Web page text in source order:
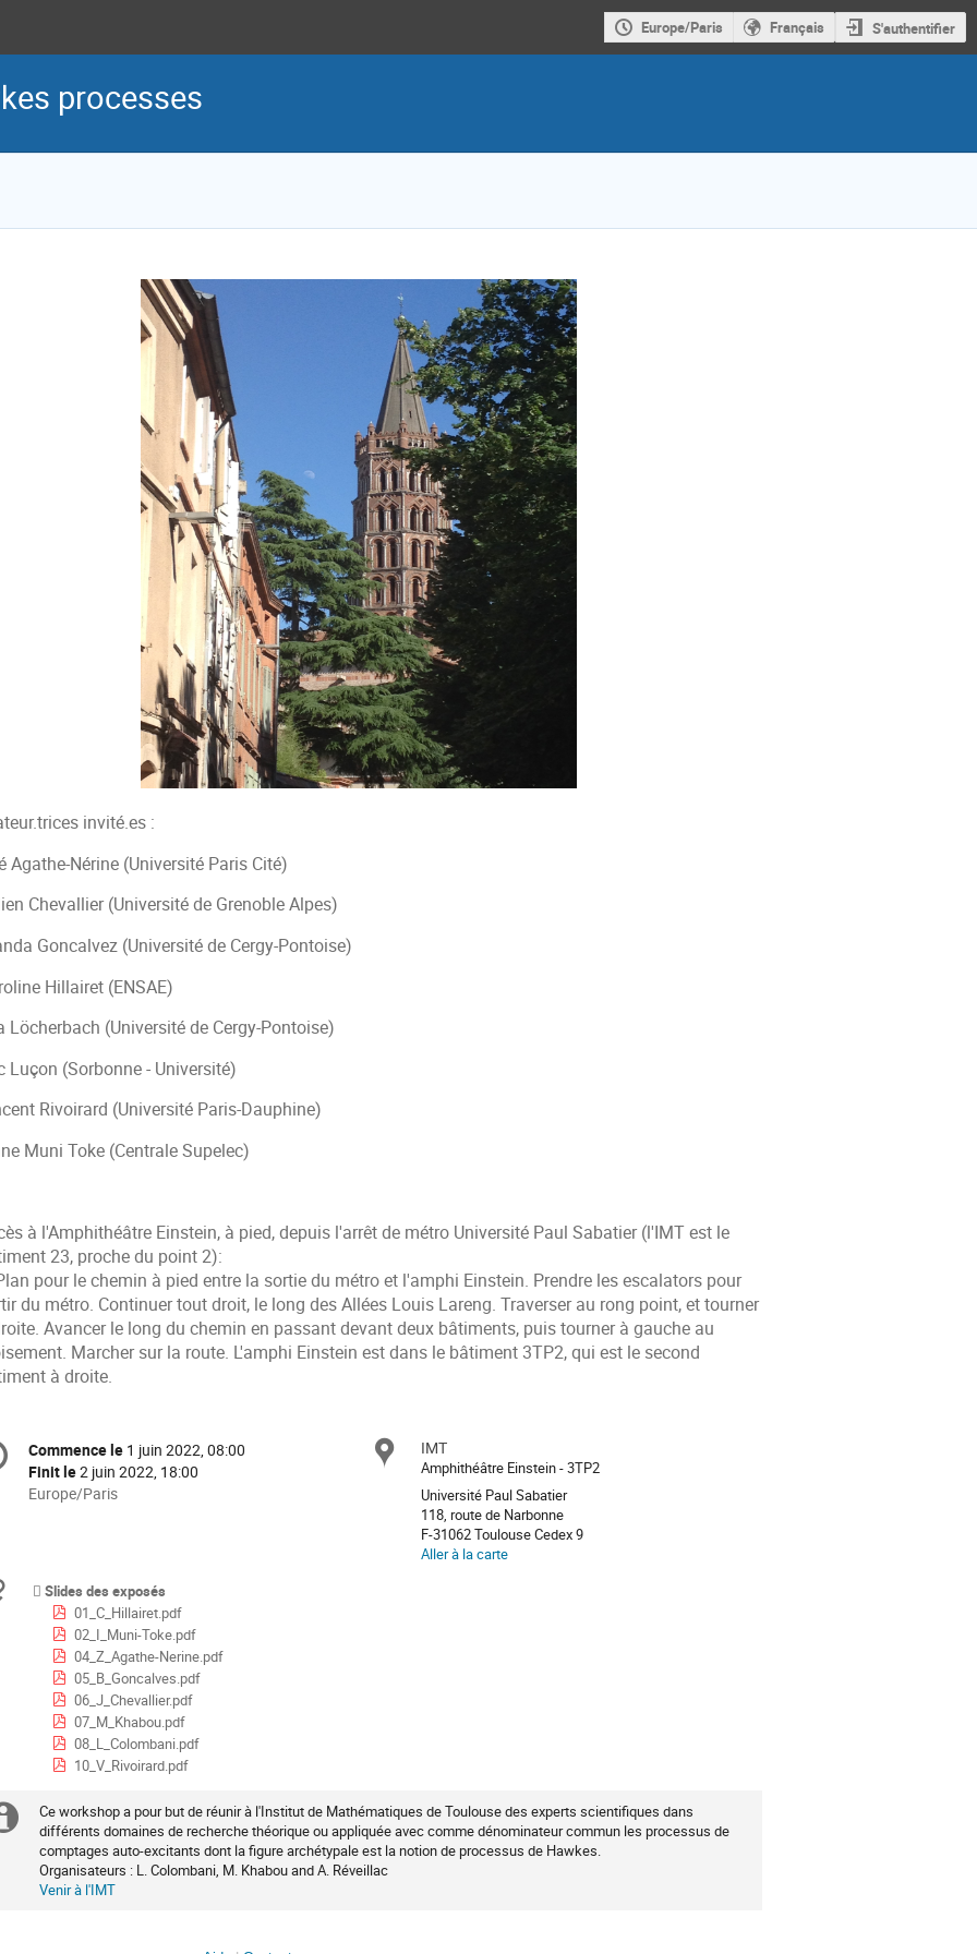
Europe/Paris Français S'authentifier
processes
invité.es :
Agathe-Nérine (Université Paris Cité)
Chevallier (Université de Grenoble Alpes)
Goncalvez (Université de Cergy-Pontoise)
Hillairet (ENSAE)
Löcherbach (Université de Cergy-Pontoise)
Luçon (Sorbonne - Université)
Rivoirard (Université Paris-Dauphine)
Muni Toke (Centrale Supelec)
à l'Amphithéâtre Einstein, à pied, depuis l'arrêt de métro Université Paul Sabatier (l'IMT est le
23, proche du point 2):
Date/Heure
Commence le 1 juin 2022, 08:00
Finit le2 juin 2022, 18:00
Toutes
Europe/Paris
Europe/Paris
Site
IMT
Amphithéâtre Einstein - 3TP2
Université Paul Sabatier
118, route de Narbonne
F-31062 Toulouse Cedex 9
Aller à la carte
Documents
Slides des exposés
01_C_Hillairet.pdf
02_I_Muni-Toke.pdf
04_Z_Agathe-Nerine.pdf
05_B_Goncalves.pdf
06_J_Chevallier.pdf
07_M_Khabou.pdf
08_L_Colombani.pdf
10_V_Rivoirard.pdf
Information
supplémentaire
Ce workshop a pour but de réunir à l'Institut de Mathématiques de Toulouse des experts scientifiques dans
différents domaines de recherche théorique ou appliquée avec comme dénominateur commun les processus de
comptages auto-excitants dont la figure archétypale est la notion de processus de Hawkes.
Organisateurs : L. Colombani, M. Khabou and A. Réveillac
Venir à l'IMT